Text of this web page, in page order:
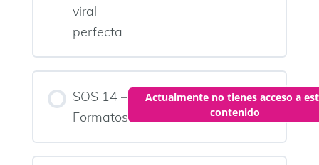
viral
perfecta
SOS 14 –
Formatos
Actualmente no tienes acceso a
contenido